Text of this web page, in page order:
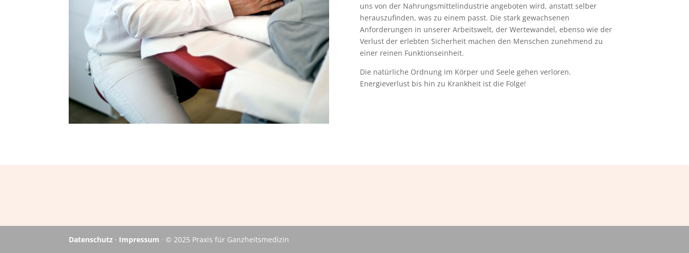
uns von der Nahrungsmittelindustrie angeboten wird, anstatt selber
herauszufinden, was zu einem passt. Die stark gewachsenen
Anforderungen in unserer Arbeitswelt, der Wertewandel, ebenso wie der
Verlust der erlebten Sicherheit machen den Menschen zunehmend zu
einer reinen Funktionseinheit.
Die natürliche Ordnung im Körper und Seele gehen verloren.
Energieverlust bis hin zu Krankheit ist die Folge!
Datenschutz · Impressum · © 2025 Praxis für Ganzheitsmedizin